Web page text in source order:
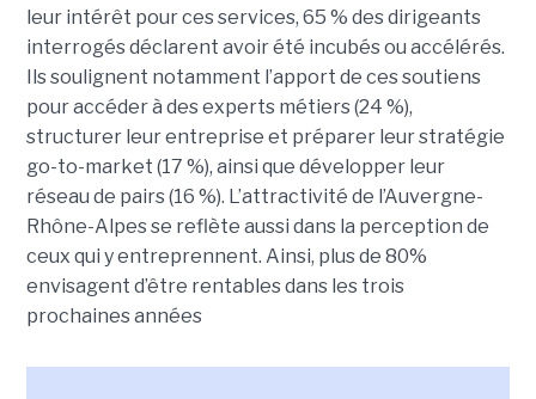
leur intérêt pour ces services, 65 % des dirigeants
interrogés déclarent avoir été incubés ou accélérés.
Ils soulignent notamment l’apport de ces soutiens
pour accéder à des experts métiers (24 %),
structurer leur entreprise et préparer leur stratégie
go-to-market (17 %), ainsi que développer leur
réseau de pairs (16 %). L’attractivité de l’Auvergne-
Rhône-Alpes se reflète aussi dans la perception de
ceux qui y entreprennent. Ainsi, plus de 80%
envisagent d’être rentables dans les trois
prochaines années